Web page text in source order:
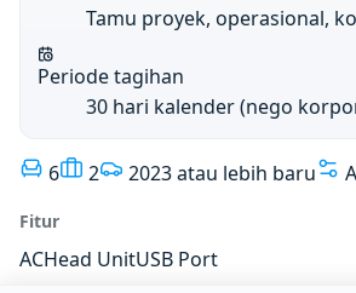
Tamu proyek, operasional,
Periode tagihan
30 hari kalender (nego
6 2 2023 atau lebih baru
Fitur
ACHead UnitUSB Port